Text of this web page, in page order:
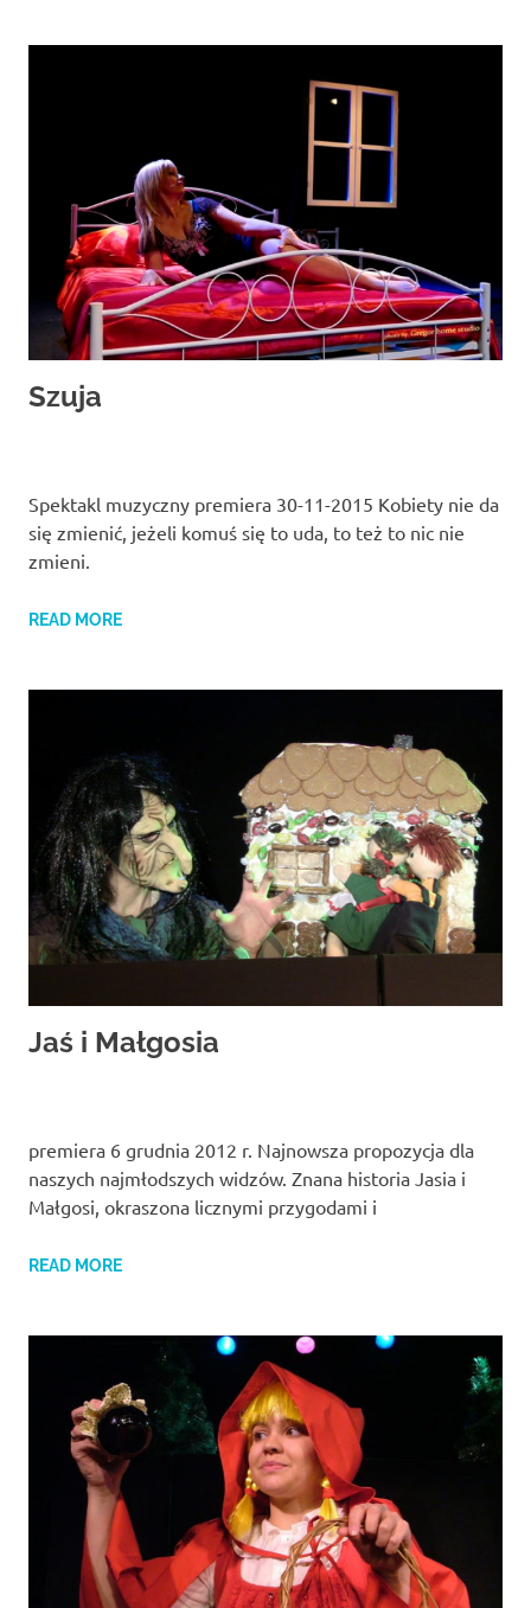
Szuja
Spektakl muzyczny premiera 30-11-2015 Kobiety nie da
się zmienić, jeżeli komuś się to uda, to też to nic nie
zmieni.
READ MORE
Jaś i Małgosia
premiera 6 grudnia 2012 r. Najnowsza propozycja dla
naszych najmłodszych widzów. Znana historia Jasia i
Małgosi, okraszona licznymi przygodami i
READ MORE